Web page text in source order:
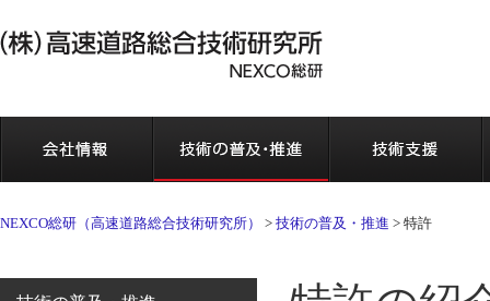
NEXCO総研（高速道路総合技術研究所） > 技術の普及・推進 > 特許